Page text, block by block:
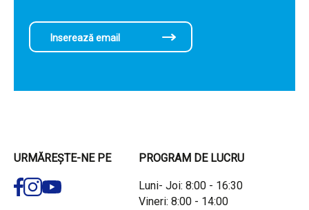
URMĂREȘTE-NE PE PROGRAM DE LUCRU
Luni- Joi: 8:00 - 16:30
Vineri: 8:00 - 14:00